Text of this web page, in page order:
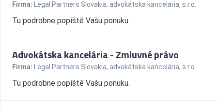
Firma: Legal Partners Slovakia, advokátska kancelária, s.r.o.
Tu podrobne popíště Vašu ponuku.
Advokátska kancelária - Zmluvné právo
Firma: Legal Partners Slovakia, advokátska kancelária, s.r.o.
Tu podrobne popíště Vašu ponuku.